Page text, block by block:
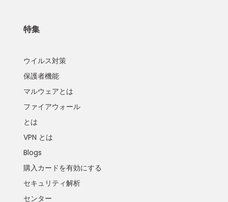
特集
ウイルス対策
保護者機能
マルウェアとは
ファイアウォール
とは
VPN とは
Blogs
購入カードを有効にする
セキュリティ解析
センター